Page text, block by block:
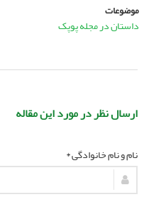
موضوعات
داستان در مجله پوپک
ارسال نظر در مورد این مقاله
نام و نام خانوادگی *